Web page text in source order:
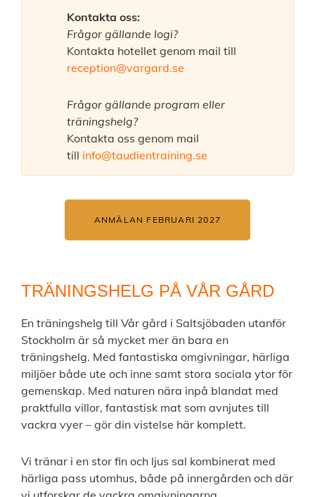
Kontakta oss:
Frågor gällande logi?
Kontakta hotellet genom mail till
reception@vargard.se
Frågor gällande program eller
träningshelg?
Kontakta oss genom mail
till info@taudientraining.se
ANMÄLAN FEBRUARI 2027
TRÄNINGSHELG PÅ VÅR GÅRD
En träningshelg till Vår gård i Saltsjöbaden utanför
Stockholm är så mycket mer än bara en
träningshelg. Med fantastiska omgivningar, härliga
miljöer både ute och inne samt stora sociala ytor för
gemenskap. Med naturen nära inpå blandat med
praktfulla villor, fantastisk mat som avnjutes till
vackra vyer – gör din vistelse här komplett.
Vi tränar i en stor fin och ljus sal kombinerat med
härliga pass utomhus, både på innergården och där